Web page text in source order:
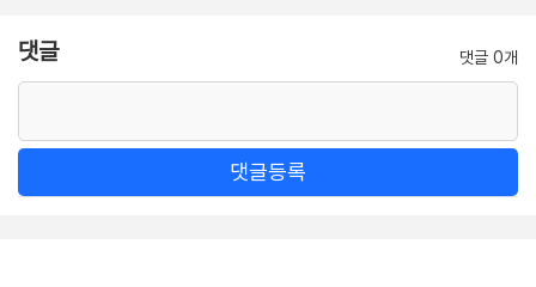
댓글 댓글 0개
댓글등록